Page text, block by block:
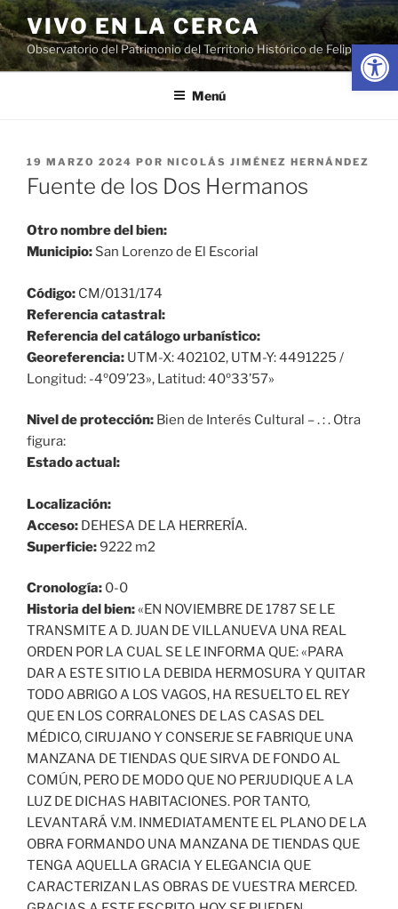
Abrir
Saltar
al
contenido
VIVO EN LA CERCA
Observatorio del Patrimonio del Territorio Histórico de Felipe II
Menú
PUBLICADO
EL
19 MARZO 2024 POR NICOLÁS JIMÉNEZ HERNÁNDEZ
Fuente de los Dos Hermanos
Otro nombre del bien:
Municipio: San Lorenzo de El Escorial
Código: CM/0131/174
Referencia catastral:
Referencia del catálogo urbanístico:
Georeferencia: UTM-X: 402102, UTM-Y: 4491225 /
Longitud: -4º09’23», Latitud: 40º33’57»
Nivel de protección: Bien de Interés Cultural – . : . Otra
figura:
Estado actual:
Localización:
Acceso: DEHESA DE LA HERRERÍA.
Superficie:9222 m2
Cronología: 0-0
Historia del bien:«EN NOVIEMBRE DE 1787 SE LE
TRANSMITE A D. JUAN DE VILLANUEVA UNA REAL
ORDEN POR LA CUAL SE LE INFORMA QUE: «PARA
DAR A ESTE SITIO LA DEBIDA HERMOSURA Y QUITAR
TODO ABRIGO A LOS VAGOS, HA RESUELTO EL REY
QUE EN LOS CORRALONES DE LAS CASAS DEL
MÉDICO, CIRUJANO Y CONSERJE SE FABRIQUE UNA
MANZANA DE TIENDAS QUE SIRVA DE FONDO AL
COMÚN, PERO DE MODO QUE NO PERJUDIQUE A LA
LUZ DE DICHAS HABITACIONES. POR TANTO,
LEVANTARÁ V.M. INMEDIATAMENTE EL PLANO DE LA
OBRA FORMANDO UNA MANZANA DE TIENDAS QUE
TENGA AQUELLA GRACIA Y ELEGANCIA QUE
CARACTERIZAN LAS OBRAS DE VUESTRA MERCED.